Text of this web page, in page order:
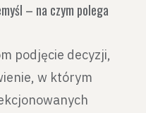
– na czym polega
podjęcie decyzji,
w którym